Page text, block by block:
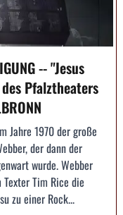
-- "Jesus
Pfalztheaters
Jahre 1970 der große
der dann der
wurde. Webber
Tim Rice die
zu einer Rock...